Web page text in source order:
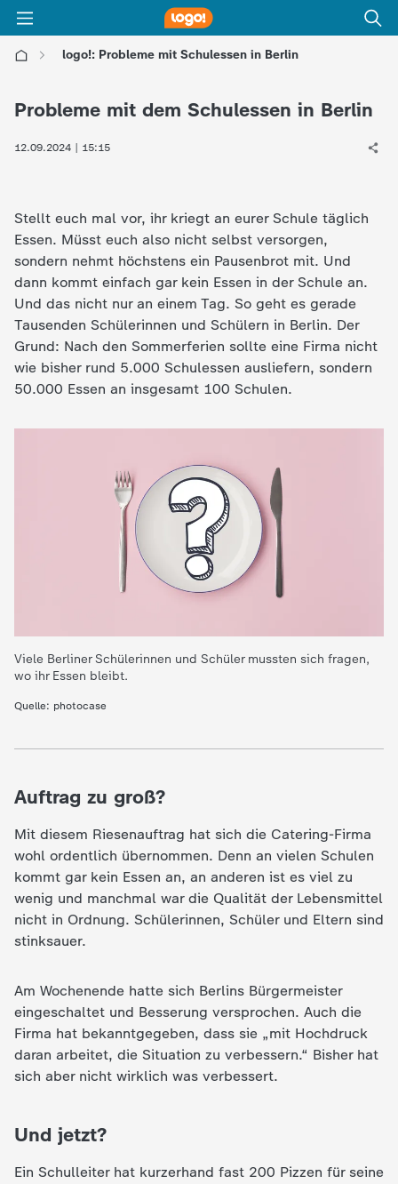
logo!: Probleme mit Schulessen in Berlin
o
o
d
e
e
h
c
h
n
Probleme mit dem Schulessen in Berlin
12.09.2024 | 15:15
Stellt euch mal vor, ihr kriegt an eurer Schule täglich
Essen. Müsst euch also nicht selbst versorgen,
sondern nehmt höchstens ein Pausenbrot mit. Und
dann kommt einfach gar kein Essen in der Schule an.
Und das nicht nur an einem Tag. So geht es gerade
Tausenden Schülerinnen und Schülern in Berlin. Der
Grund: Nach den Sommerferien sollte eine Firma nicht
wie bisher rund 5.000 Schulessen ausliefern, sondern
50.000 Essen an insgesamt 100 Schulen.
Viele Berliner Schülerinnen und Schüler mussten sich fragen,
wo ihr Essen bleibt.
Quelle: photocase
Auftrag zu groß?
Mit diesem Riesenauftrag hat sich die Catering-Firma
wohl ordentlich übernommen. Denn an vielen Schulen
kommt gar kein Essen an, an anderen ist es viel zu
wenig und manchmal war die Qualität der Lebensmittel
nicht in Ordnung. Schülerinnen, Schüler und Eltern sind
stinksauer.
Am Wochenende hatte sich Berlins Bürgermeister
eingeschaltet und Besserung versprochen. Auch die
Firma hat bekanntgegeben, dass sie „mit Hochdruck
daran arbeitet, die Situation zu verbessern.“ Bisher hat
sich aber nicht wirklich was verbessert.
Und jetzt?
Ein Schulleiter hat kurzerhand fast 200 Pizzen für seine